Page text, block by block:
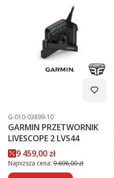
Kod produktu
G-010-03899-10
GARMIN PRZETWORNIK
LIVESCOPE 2 LVS44
Cena promocyjna
9 459,00 zł
Najniższa cena: 9 696,00 zł